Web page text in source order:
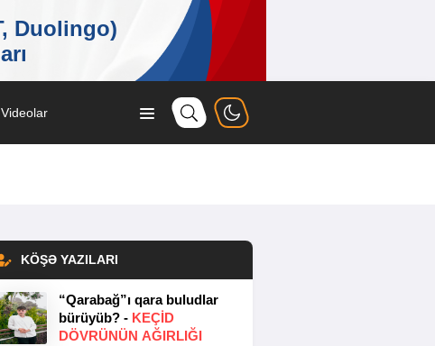
Videolar
KÖŞƏ YAZILARI
“Qarabağ”ı qara buludlar
bürüyüb? - KEÇID
DÖVRÜNÜN AĞIRLIĞI